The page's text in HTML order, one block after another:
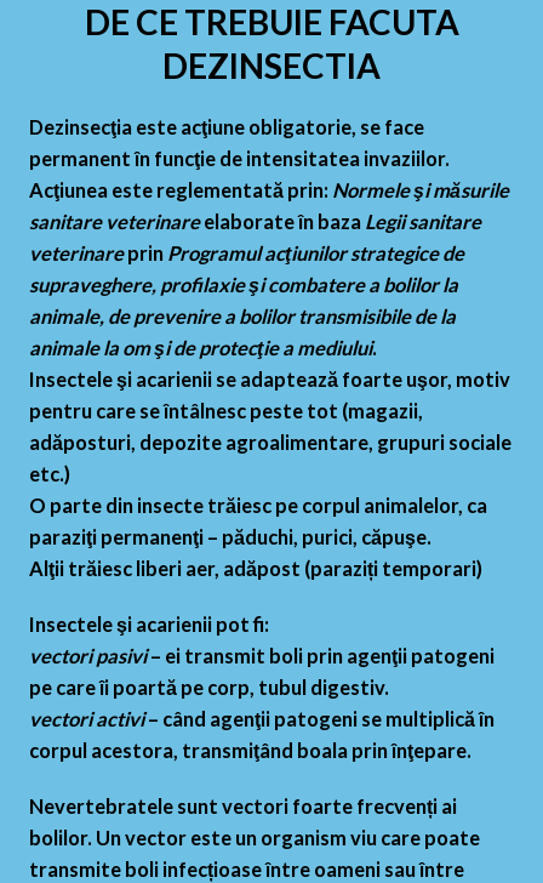
DE CE TREBUIE FACUTA
DEZINSECTIA
Dezinsecţia este acţiune obligatorie, se face
permanent în funcţie de intensitatea invaziilor.
Acţiunea este reglementată prin: Normele şi măsurile
sanitare veterinareelaborate în baza Legii sanitare
veterinareprin Programul acţiunilor strategice de
supraveghere, profilaxie şi combatere a bolilor la
animale, de prevenire a bolilor transmisibile de la
animale la om şi de protecţie a mediului.
Insectele şi acarienii se adaptează foarte uşor, motiv
pentru care se întâlnesc peste tot (magazii,
adăposturi, depozite agroalimentare, grupuri sociale
etc.)
O parte din insecte trăiesc pe corpul animalelor, ca
paraziţi permanenţi – păduchi, purici, căpuşe.
Alţii trăiesc liberi aer, adăpost (paraziți temporari)
Insectele şi acarienii pot fi:
vectori pasivi– ei transmit boli prin agenţii patogeni
pe care îi poartă pe corp, tubul digestiv.
vectori activi– când agenţii patogeni se multiplică în
corpul acestora, transmiţând boala prin înţepare.
Nevertebratele sunt vectori foarte frecvenți ai
bolilor. Un vector este un organism viu care poate
transmite boli infecțioase între oameni sau între